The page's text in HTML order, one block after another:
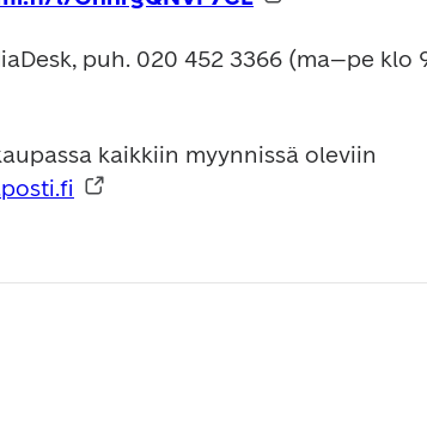
puh. 020 452 3366 (ma–pe klo
kaikkiin myynnissä oleviin